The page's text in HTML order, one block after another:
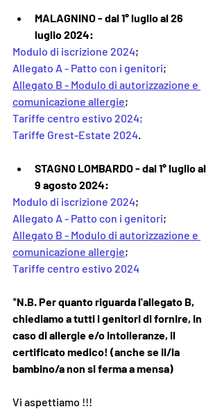
MALAGNINO - dal 1° luglio al 26
luglio 2024:
Modulo di iscrizione 2024;
Allegato A - Patto con i genitori;
Allegato B - Modulo di autorizzazione e
comunicazione allergie;
Tariffe centro estivo 2024;
Tariffe Grest-Estate 2024.
STAGNO LOMBARDO - dal 1° luglio al
9 agosto 2024:
Modulo di iscrizione 2024;
Allegato A - Patto con i genitori;
Allegato B - Modulo di autorizzazione e
comunicazione allergie;
Tariffe centro estivo 2024
*N.B. Per quanto riguarda l'allegato B,
chiediamo a tutti i genitori di fornire, in
caso di allergie e/o intolleranze, il
certificato medico! (anche se il/la
bambino/a non si ferma a mensa)
Vi aspettiamo !!!